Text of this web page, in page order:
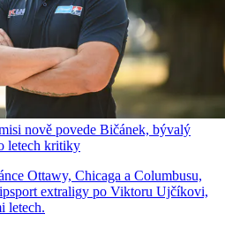
nově povede Bičánek, bývalý
letech kritiky
Ottawy, Chicaga a Columbusu,
extraligy po Viktoru Ujčíkovi,
letech.